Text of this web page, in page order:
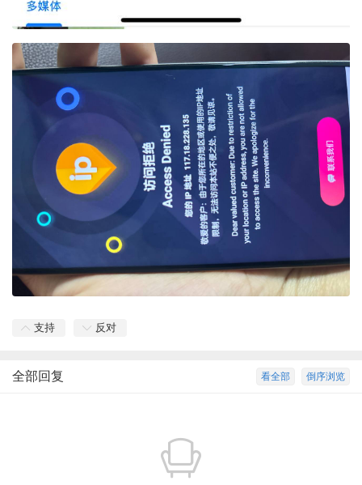
支持 反对
倒序浏览
看全部
全部回复